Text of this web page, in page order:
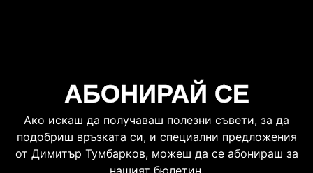
АБОНИРАЙ СЕ
Ако искаш да получаваш полезни съвети, за да
подобриш връзката си, и специални предложения
от Димитър Тумбарков, можеш да се абонираш за
нашият бюлетин.